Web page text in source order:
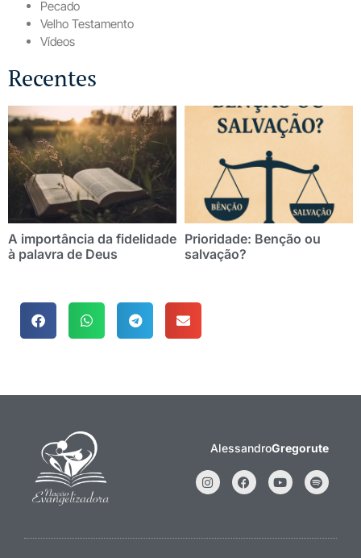
Pecado
Velho Testamento
Vídeos
Recentes
A importância da fidelidade
à palavra de Deus
Prioridade: Benção ou
salvação?
AlessandroGregorute